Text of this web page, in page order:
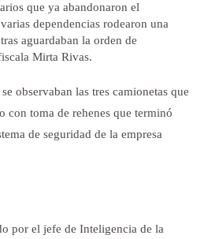
que ya abandonaron el
dependencias rodearon una
aguardaban la orden de
Mirta Rivas.
observaban las tres camionetas que
con toma de rehenes que terminó
de seguridad de la empresa
por el jefe de Inteligencia de la